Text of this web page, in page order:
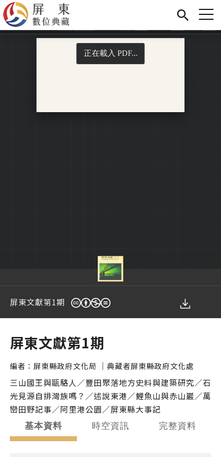
展覽
Jump to Main content
屏東文獻第1期
您在這裡
屏東文獻第1期
編者： 屏東縣政府文化局 ｜ 典藏者屏東縣政府文化處
三山國王與甌駱人／豐田聚落地方史料與建築研究／石
光見源自排灣族嗎？／述說東港／鯉魚山與赤山巖／萬
巒田野記事／阿里港公園／屏東縣大事記
基本資料 時空資訊 完整資料